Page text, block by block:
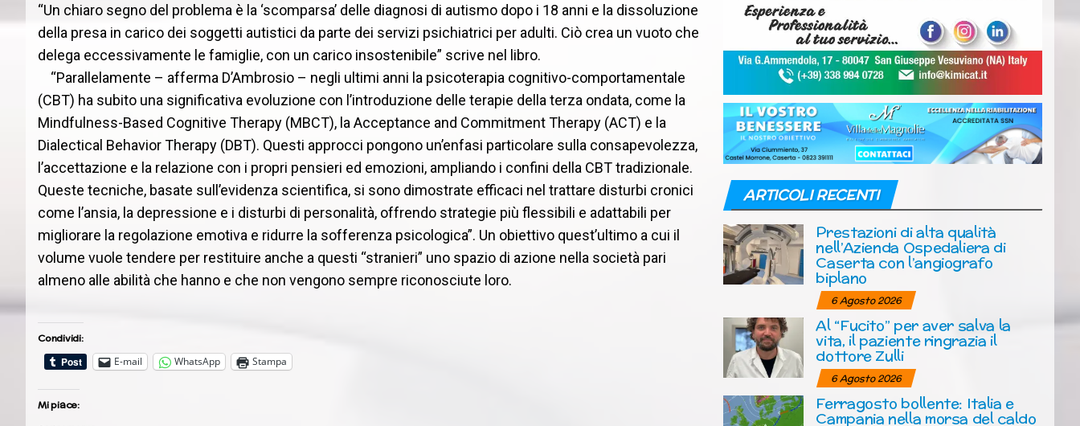
“Un chiaro segno del problema è la ‘scomparsa’ delle diagnosi di autismo dopo i 18 anni e la dissoluzione
della presa in carico dei soggetti autistici da parte dei servizi psichiatrici per adulti. Ciò crea un vuoto che
delega eccessivamente le famiglie, con un carico insostenibile” scrive nel libro.
“Parallelamente – afferma D’Ambrosio – negli ultimi anni la psicoterapia cognitivo-comportamentale
(CBT) ha subito una significativa evoluzione con l’introduzione delle terapie della terza ondata, come la
Mindfulness-Based Cognitive Therapy (MBCT), la Acceptance and Commitment Therapy (ACT) e la
Dialectical Behavior Therapy (DBT). Questi approcci pongono un’enfasi particolare sulla consapevolezza,
l’accettazione e la relazione con i propri pensieri ed emozioni, ampliando i confini della CBT tradizionale.
Queste tecniche, basate sull’evidenza scientifica, si sono dimostrate efficaci nel trattare disturbi cronici
come l’ansia, la depressione e i disturbi di personalità, offrendo strategie più flessibili e adattabili per
migliorare la regolazione emotiva e ridurre la sofferenza psicologica”. Un obiettivo quest’ultimo a cui il
volume vuole tendere per restituire anche a questi “stranieri” uno spazio di azione nella società pari
almeno alle abilità che hanno e che non vengono sempre riconosciute loro.
Condividi:
E-mail
WhatsApp Stampa
Mi piace:
ARTICOLI RECENTI
Prestazioni di alta qualità
nell’Azienda Ospedaliera di
Caserta con l’angiografo
biplano
6 Agosto 2026
Al “Fucito” per aver salva la
vita, il paziente ringrazia il
dottore Zulli
6 Agosto 2026
Ferragosto bollente: Italia e
Campania nella morsa del caldo